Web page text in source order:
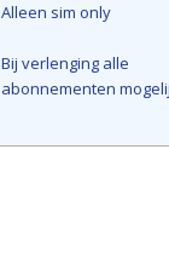
Alleen sim only
Bij verlenging alle
abonnementen